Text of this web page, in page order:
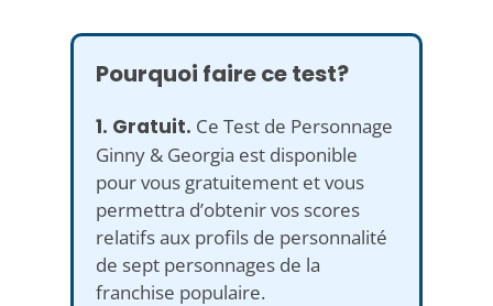
Pourquoi faire ce test?
1. Gratuit. Ce Test de Personnage
Ginny & Georgia est disponible
pour vous gratuitement et vous
permettra d’obtenir vos scores
relatifs aux profils de personnalité
de sept personnages de la
franchise populaire.